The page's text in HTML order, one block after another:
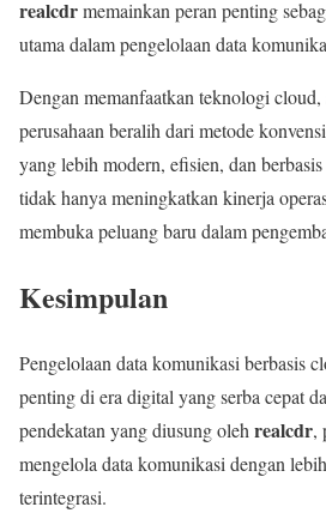
realcdrmemainkan peran penting
utama dalam pengelolaan data
Dengan memanfaatkan teknologi
perusahaan beralih dari metode
yang lebih modern, efisien, dan
tidak hanya meningkatkan kinerja
membuka peluang baru dalam
Kesimpulan
Pengelolaan data komunikasi berbasis
penting di era digital yang serba cepat
pendekatan yang diusung oleh realcdr,
mengelola data komunikasi dengan
terintegrasi.